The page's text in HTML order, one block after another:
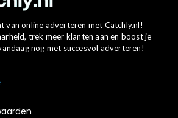
van online adverteren met Catchly.nl!
trek meer klanten aan en boost je
nog met succesvol adverteren!